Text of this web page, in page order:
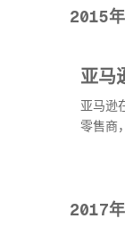
2015年
亚马
亚马逊
零售商
2017年